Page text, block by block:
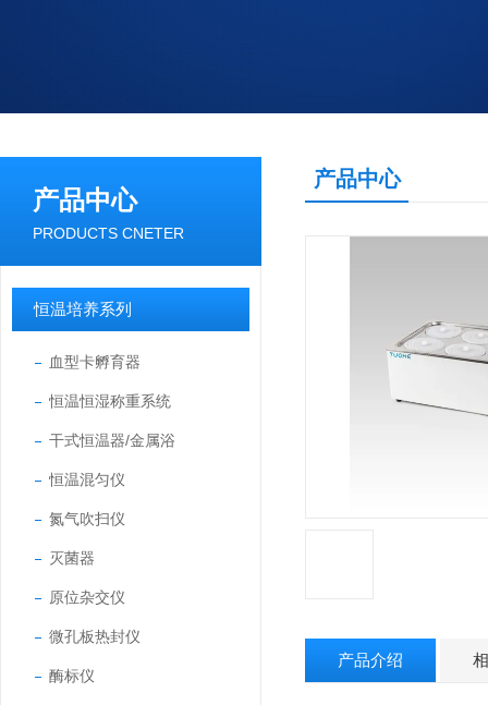
产品中心
PRODUCTS CNETER
恒温培养系列
血型卡孵育器
恒温恒湿称重系统
干式恒温器/金属浴
恒温混匀仪
氮气吹扫仪
灭菌器
原位杂交仪
微孔板热封仪
酶标仪
产品中心
产品介绍